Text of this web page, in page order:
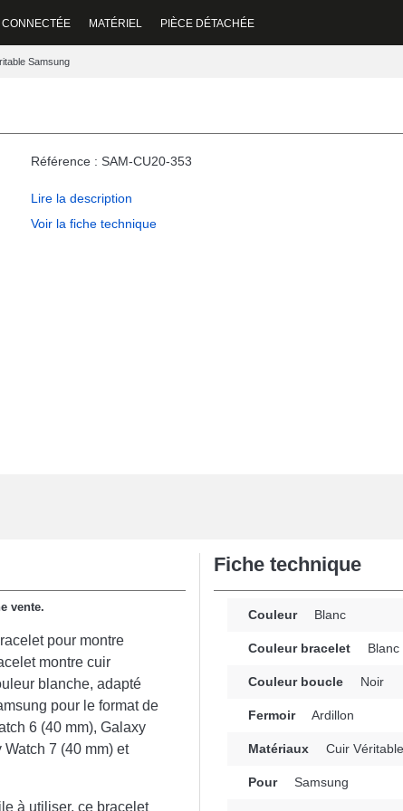
MATÉRIEL PIÈCE DÉTACHÉE
Samsung
Référence : SAM-CU20-353
Lire la description
Voir la fiche technique
vente.
pour montre
montre cuir
blanche, adapté
pour le format de
6 (40 mm), Galaxy
7 (40 mm) et
à utiliser, ce bracelet
Fiche technique
Couleur Blanc
Couleur bracelet Blanc
Couleur boucle Noir
Fermoir Ardillon
Matériaux Cuir Véritable
Pour Samsung